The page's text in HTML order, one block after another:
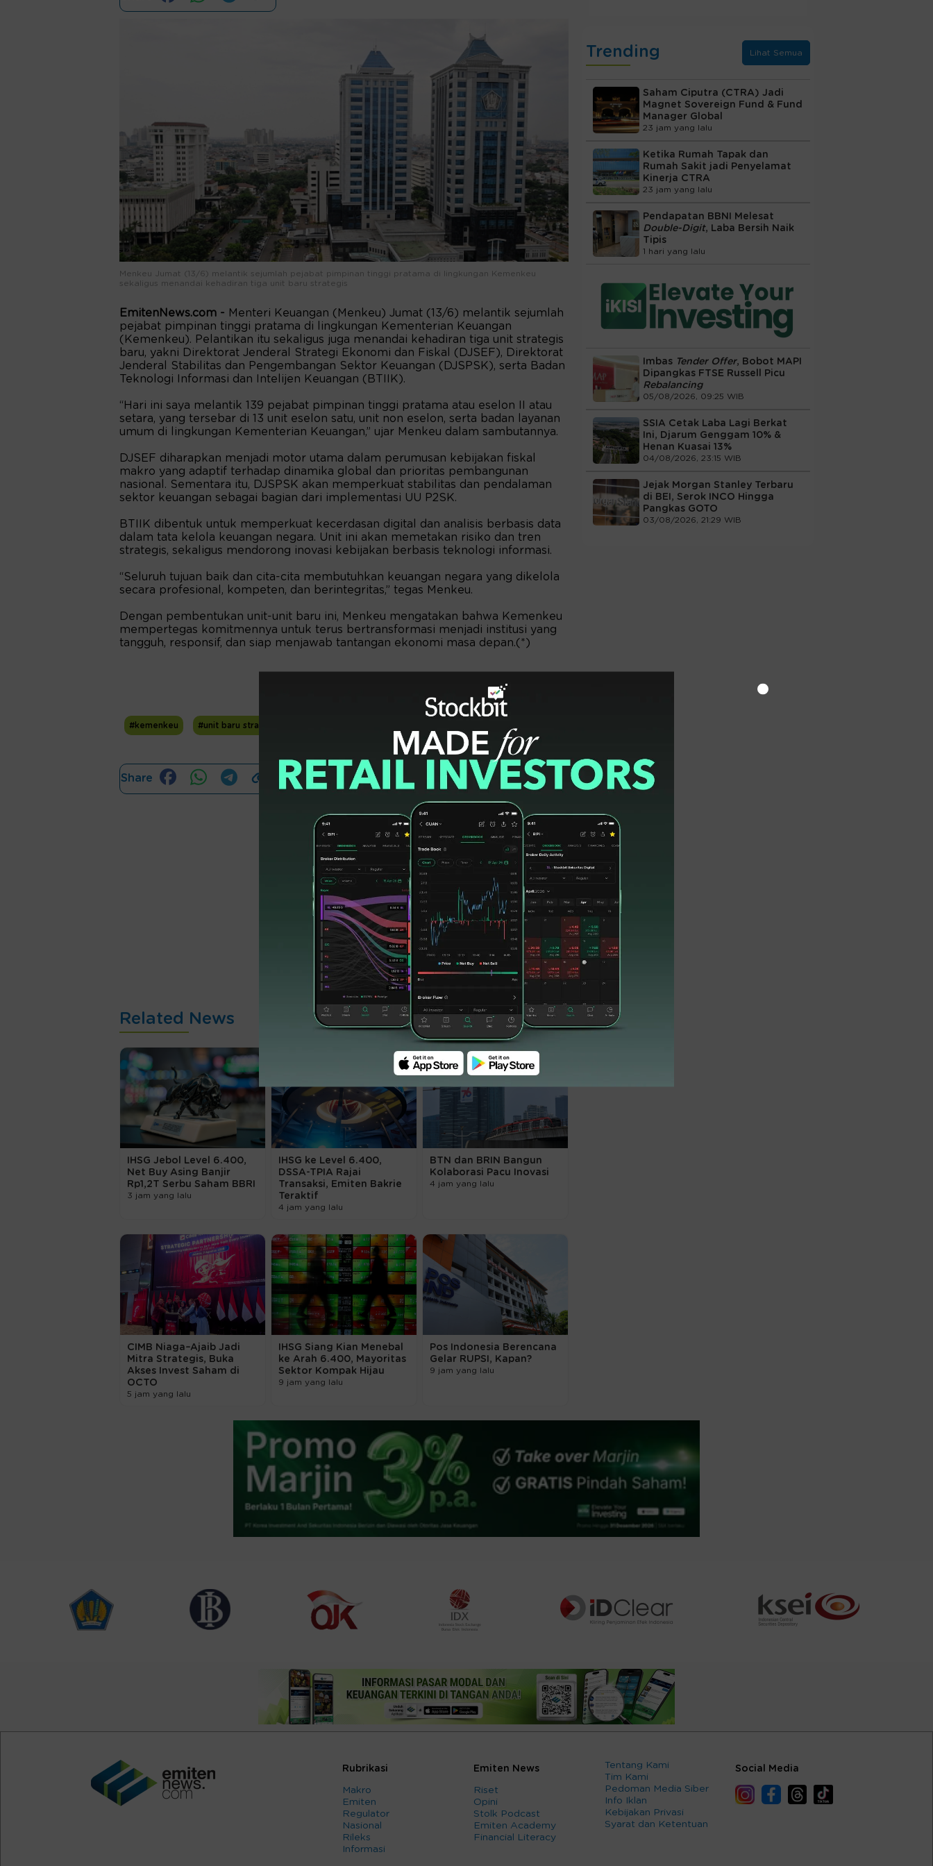
Menkeu Jumat (13/6) melantik sejumlah pejabat pimpinan tinggi pratama di lingkungan Kemenkeu
sekaligus menandai kehadiran tiga unit baru strategis
EmitenNews.com - Menteri Keuangan (Menkeu) Jumat (13/6) melantik sejumlah
pejabat pimpinan tinggi pratama di lingkungan Kementerian Keuangan
(Kemenkeu). Pelantikan itu sekaligus juga menandai kehadiran tiga unit strategis
baru, yakni Direktorat Jenderal Strategi Ekonomi dan Fiskal (DJSEF), Direktorat
Jenderal Stabilitas dan Pengembangan Sektor Keuangan (DJSPSK), serta Badan
Teknologi Informasi dan Intelijen Keuangan (BTIIK).
“Hari ini saya melantik 139 pejabat pimpinan tinggi pratama atau eselon II atau
setara, yang tersebar di 13 unit eselon satu, unit non eselon, serta badan layanan
umum di lingkungan Kementerian Keuangan,” ujar Menkeu dalam sambutannya.
DJSEF diharapkan menjadi motor utama dalam perumusan kebijakan fiskal
makro yang adaptif terhadap dinamika global dan prioritas pembangunan
nasional. Sementara itu, DJSPSK akan memperkuat stabilitas dan pendalaman
sektor keuangan sebagai bagian dari implementasi UU P2SK.
BTIIK dibentuk untuk memperkuat kecerdasan digital dan analisis berbasis data
dalam tata kelola keuangan negara. Unit ini akan memetakan risiko dan tren
strategis, sekaligus mendorong inovasi kebijakan berbasis teknologi informasi.
“Seluruh tujuan baik dan cita-cita membutuhkan keuangan negara yang dikelola
secara profesional, kompeten, dan berintegritas,” tegas Menkeu.
Dengan pembentukan unit-unit baru ini, Menkeu mengatakan bahwa Kemenkeu
mempertegas komitmennya untuk terus bertransformasi menjadi institusi yang
tangguh, responsif, dan siap menjawab tantangan ekonomi masa depan.(*)
#kemenkeu #unit baru strategis
Share
Related News
IHSG Jebol Level 6.400,
Net Buy Asing Banjir
Rp1,2T Serbu Saham BBRI
3 jam yang lalu
IHSG ke Level 6.400,
DSSA-TPIA Rajai
Transaksi, Emiten Bakrie
Teraktif
4 jam yang lalu
BTN dan BRIN Bangun
Kolaborasi Pacu Inovasi
4 jam yang lalu
CIMB Niaga–Ajaib Jadi
Mitra Strategis, Buka
Akses Invest Saham di
OCTO
5 jam yang lalu
IHSG Siang Kian Menebal
ke Arah 6.400, Mayoritas
Sektor Kompak Hijau
9 jam yang lalu
Pos Indonesia Berencana
Gelar RUPSI, Kapan?
9 jam yang lalu
Trending Lihat Semua
Saham Ciputra (CTRA) Jadi
Magnet Sovereign Fund & Fund
Manager Global
23 jam yang lalu
Ketika Rumah Tapak dan
Rumah Sakit jadi Penyelamat
Kinerja CTRA
23 jam yang lalu
Pendapatan BBNI Melesat
Double-Digit, Laba Bersih Naik
Tipis
1 hari yang lalu
Imbas Tender Offer, Bobot MAPI
Dipangkas FTSE Russell Picu
Rebalancing
05/08/2026, 09:25 WIB
SSIA Cetak Laba Lagi Berkat
Ini, Djarum Genggam 10% &
Henan Kuasai 13%
04/08/2026, 23:15 WIB
Jejak Morgan Stanley Terbaru
di BEI, Serok INCO Hingga
Pangkas GOTO
03/08/2026, 21:29 WIB
Rubrikasi
Makro
Emiten
Regulator
Nasional
Rileks
Informasi
Emiten News
Riset
Opini
Stolk Podcast
Emiten Academy
Financial Literacy
Tentang Kami
Tim Kami
Pedoman Media Siber
Info Iklan
Kebijakan Privasi
Syarat dan Ketentuan
Social Media